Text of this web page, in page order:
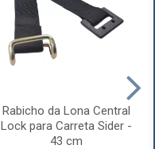
Rabicho da Lona Central
Lock para Carreta Sider -
43 cm